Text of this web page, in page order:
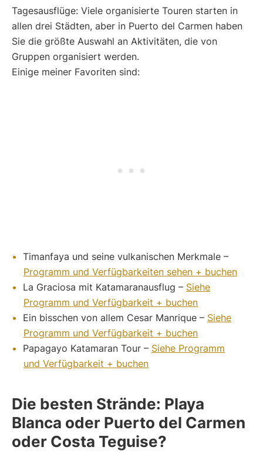
Tagesausflüge: Viele organisierte Touren starten in
allen drei Städten, aber in Puerto del Carmen haben
Sie die größte Auswahl an Aktivitäten, die von
Gruppen organisiert werden.
Einige meiner Favoriten sind:
Timanfaya und seine vulkanischen Merkmale –
Programm und Verfügbarkeiten sehen + buchen
La Graciosa mit Katamaranausflug – Siehe
Programm und Verfügbarkeit + buchen
Ein bisschen von allem Cesar Manrique – Siehe
Programm und Verfügbarkeit + buchen
Papagayo Katamaran Tour – Siehe Programm
und Verfügbarkeit + buchen
Die besten Strände: Playa
Blanca oder Puerto del Carmen
oder Costa Teguise?